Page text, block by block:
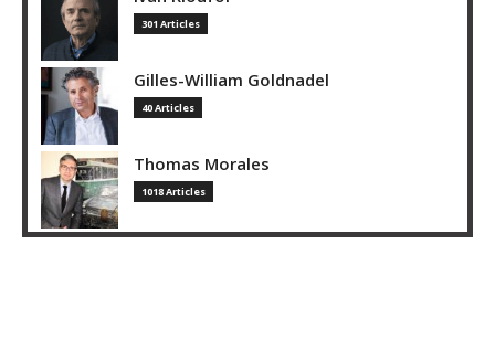
301 Articles
Gilles-William Goldnadel
40 Articles
Thomas Morales
1018 Articles